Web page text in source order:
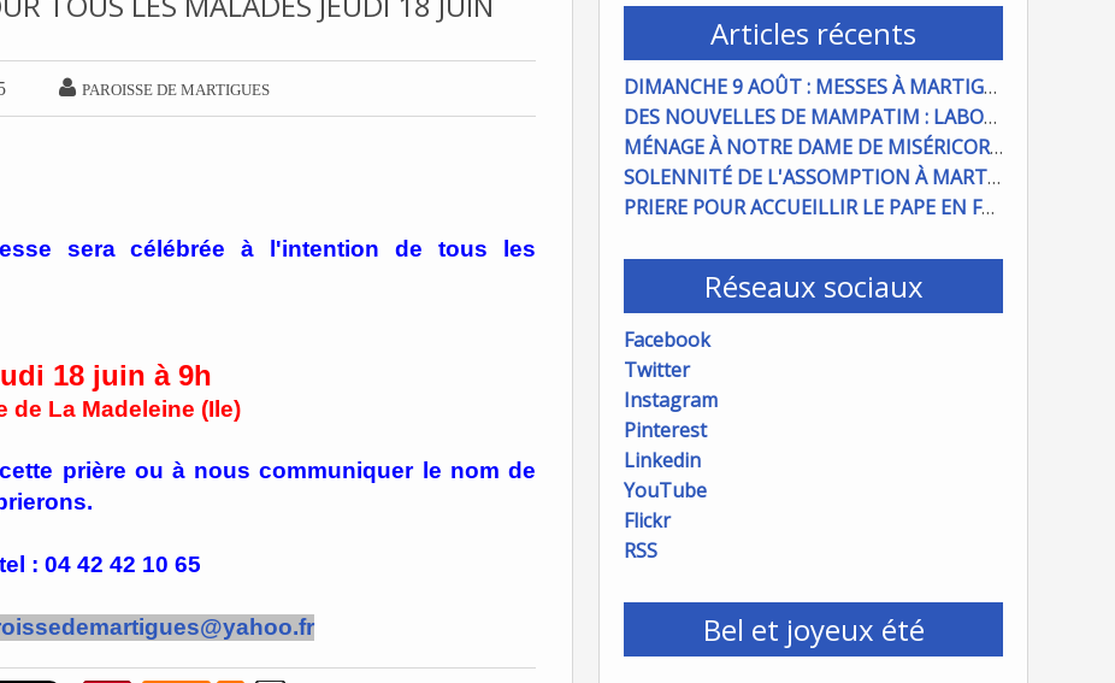
Articles récents
DIMANCHE 9 AOÛT : MESSES À MARTIGUES ET PORT DE BOUC
DES NOUVELLES DE MAMPATIM : LABOUR DU CHAMP PAROISSIAL
MÉNAGE À NOTRE DAME DE MISÉRICORDE : ON COMPTE SUR VOUS !
SOLENNITÉ DE L'ASSOMPTION À MARTIGUES ET PORT DE BOUC
PRIERE POUR ACCUEILLIR LE PAPE EN FRANCE
Réseaux sociaux
Facebook
Twitter
Instagram
Pinterest
Linkedin
YouTube
Flickr
RSS
Bel et joyeux été
 PAROISSE DE MARTIGUES
sera célébrée à l'intention de tous les
18 juin à 9h
de La Madeleine (Ile)
prière ou à nous communiquer le nom de
tel : 04 42 42 10 65